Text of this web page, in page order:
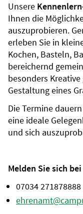
Unsere
Ihnen die
auszuprobieren.
erleben Sie in
Kochen, Basteln,
bereichernd
besonders
Gestaltung eines
Die Termine
eine ideale
und sich
Melden Sie sich
07034 271878888